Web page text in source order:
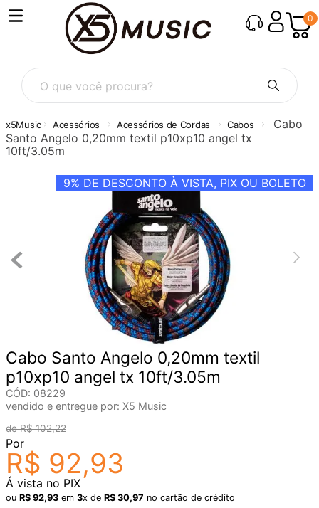
0
O que você procura?
Acessórios Acessórios de Cordas Cabos
Cabo
Santo Angelo 0,20mm textil p10xp10 angel tx
10ft/3.05m
9% DE DESCONTO À VISTA, PIX OU BOLETO
Cabo Santo Angelo 0,20mm textil
p10xp10 angel tx 10ft/3.05m
CÓD: 08229
vendido e entregue por: X5 Music
R$ 102,22
Por
R$ 92,93
Á vista no PIX
ou R$ 92,93 em 3x de R$ 30,97 no cartão de crédito